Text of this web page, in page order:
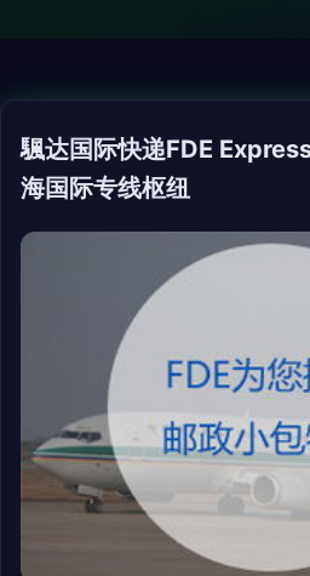
颿达国际快递FDE
海国际专线枢纽